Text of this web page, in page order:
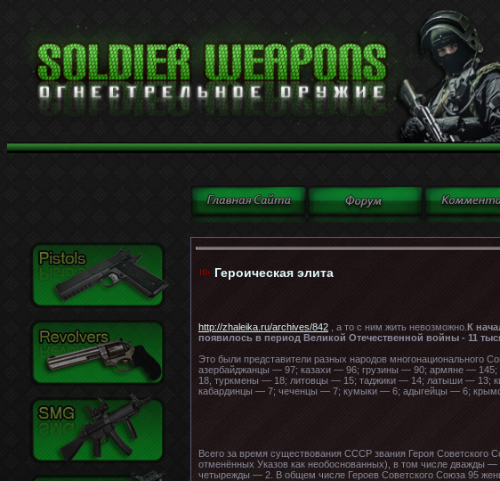
Героическая элита
http://zhaleika.ru/archives/842 , а то с ним жить невозможно. К
появилось в период Великой Отечественной войны - 11
Это были представители разных народов
азербайджанцы — 97; казахи — 96; грузины — 90; армяне —
18, туркмены — 18; литовцы — 15; таджики — 14; латыши — 13;
кабардинцы — 7; чеченцы — 7; кумыки — 6; адыгейцы — 6;
Всего за время существования СССР звания Героя Советского
отменённых Указов как необоснованных), в том числе дважды
четырежды — 2. В общем числе Героев Советского Союза 95